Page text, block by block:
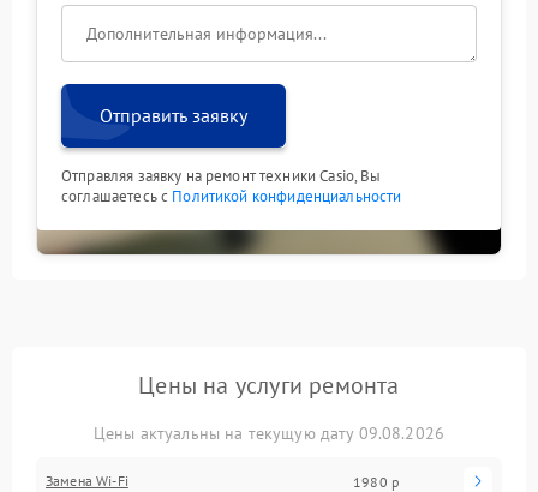
Отправить заявку
Отправляя заявку на ремонт техники Casio, Вы
соглашаетесь с Политикой конфиденциальности
Цены на услуги ремонта
Цены актуальны на текущую дату 09.08.2026
Замена Wi-Fi 1980 р